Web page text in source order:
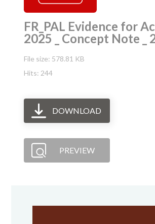
FR_PAL Evidence for
2025 _ Concept Note _
File size: 578.81 KB
Hits: 244
DOWNLOAD
PREVIEW